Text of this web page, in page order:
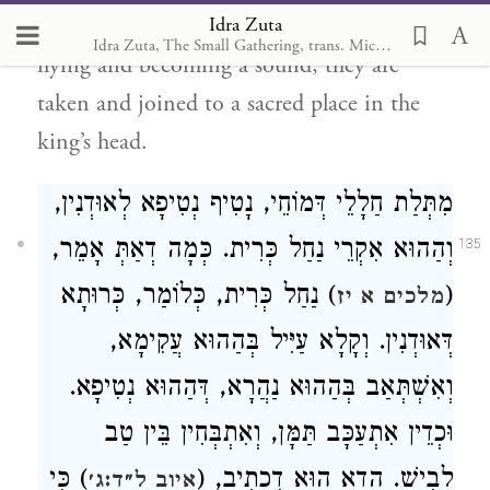
Idra Zuta
Idra Zuta, The Small Gathering, trans. Michal Ricardo
uttered and cleave the air, soaring and
flying and becoming a sound; they are
taken and joined to a sacred place in the
king’s head.
135
מִתְּלַת חַלָלֵי דְּמוֹחֵי, נָטִיף נְטִיפָא לְאוּדְנִין,
וְהַהוּא אִקְרֵי נַחַל כְּרִית. כְּמָה דְאַתְּ אָמֵר,
(מלכים א יז) נַחַל כְּרִית, כְּלוֹמַר, כְּרוּתָא
דְּאוּדְנִין. וְקָלָא עַיִּיל בְּהַהוּא עֲקִימָא,
וְאִשְׁתְּאַב בְּהַהוּא נַהֲרָא, דְּהַהוּא נְטִיפָא.
וּכְדֵין אִתְעַכָּב תַּמָּן, וְאִתְבְּחִין בֵּין טַב
לְבִישׁ. הֲדָא הוּא דִכְתִיב, (איוב ל״ד:ג׳) כִּי